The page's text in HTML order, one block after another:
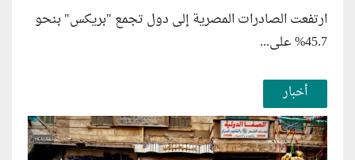
ارتفعت الصادرات المصرية إلى دول تجمع "بريكس" بنحو
45.7% على...
أخبار